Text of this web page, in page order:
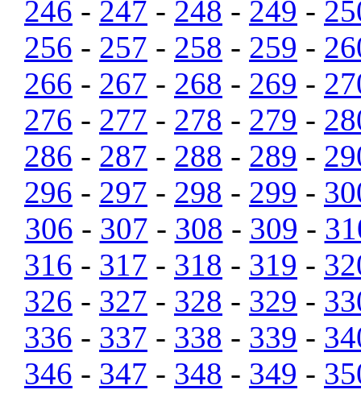
246 - 247 - 248 - 249 -
256 - 257 - 258 - 259 -
266 - 267 - 268 - 269 -
276 - 277 - 278 - 279 -
286 - 287 - 288 - 289 -
296 - 297 - 298 - 299 -
306 - 307 - 308 - 309 -
316 - 317 - 318 - 319 -
326 - 327 - 328 - 329 -
336 - 337 - 338 - 339 -
346 - 347 - 348 - 349 -